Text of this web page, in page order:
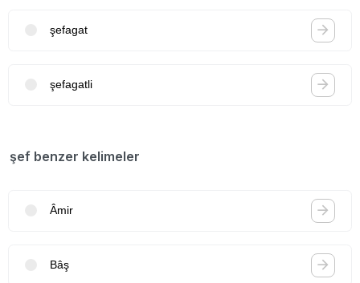
şefagat
şefagatli
şef benzer kelimeler
Âmir
Bâş